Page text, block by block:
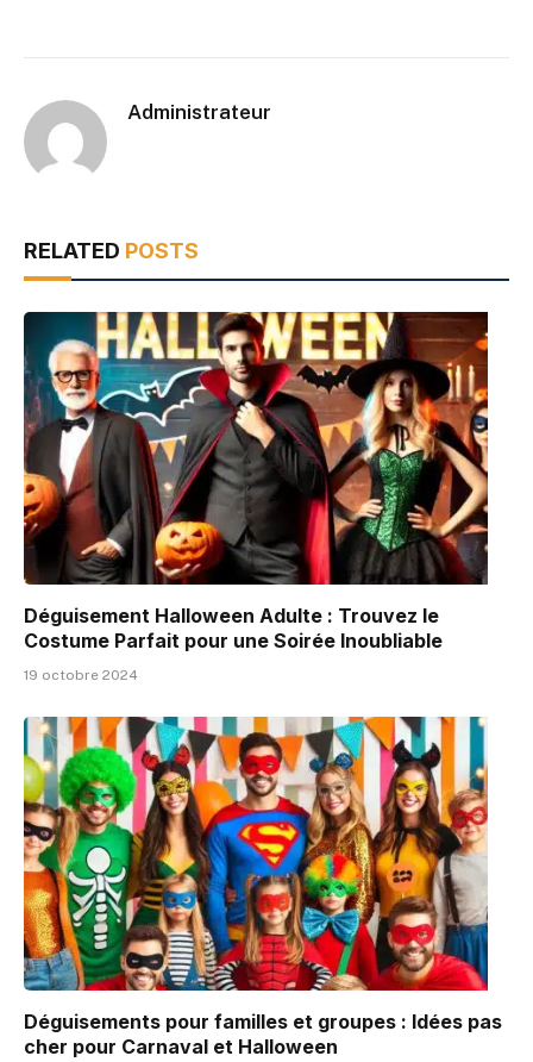
Administrateur
RELATED POSTS
Déguisement Halloween Adulte : Trouvez le
Costume Parfait pour une Soirée Inoubliable
19 octobre 2024
Déguisements pour familles et groupes : Idées pas
cher pour Carnaval et Halloween